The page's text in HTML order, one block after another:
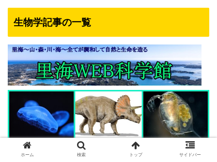
生物学記事の一覧
ホーム 検索 トップ サイドバー